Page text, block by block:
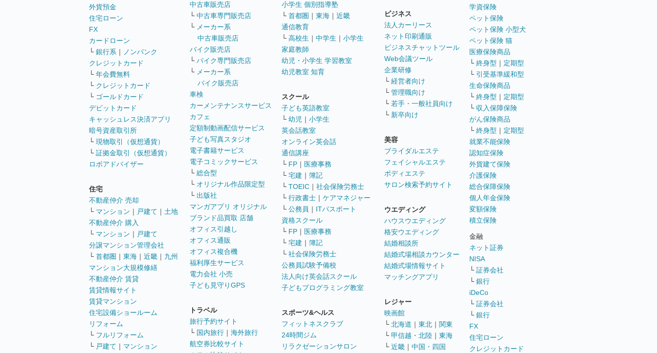
外貨預金
住宅ローン
FX
カードローン
└ 銀行系 ｜
ノンバンク
クレジットカード
└ 年会費無料
└ クレジットカード
└ ゴールドカード
デビットカード
キャッシュレス決済アプリ
暗号資産取引所
└ 現物取引（仮想通貨）
└ 証拠金取引（仮想通貨）
ロボアドバイザー
住宅
不動産仲介 売却
└ マンション ｜ 戸建て ｜ 土地
不動産仲介 購入
└ マンション ｜ 戸建て
分譲マンション管理会社
└ 首都圏 ｜ 東海 ｜ 近畿 ｜ 九州
マンション大規模修繕
不動産仲介 賃貸
賃貸情報サイト
賃貸マンション
住宅設備ショールーム
リフォーム
└ フルリフォーム
└ 戸建て ｜ マンション
中古車販売店
└ 中古車専門販売店
└ メーカー系
中古車販売店
バイク販売店
└ バイク専門販売店
└ メーカー系
バイク販売店
車検
カーメンテナンスサービス
カフェ
定額制動画配信サービス
子ども写真スタジオ
電子書籍サービス
電子コミックサービス
└ 総合型
└ オリジナル作品限定型
└ 出版社
マンガアプリ オリジナル
ブランド品買取 店舗
オフィス引越し
オフィス通販
オフィス複合機
福利厚生サービス
電力会社 小売
子ども見守りGPS
トラベル
旅行予約サイト
└ 国内旅行 ｜ 海外旅行
航空券比較サイト
小学生 個別指導塾
└ 首都圏 ｜ 東海 ｜ 近畿
通信教育
└ 高校生 ｜ 中学生 ｜ 小学生
家庭教師
幼児・小学生 学習教室
幼児教室 知育
スクール
子ども英語教室
└ 幼児 ｜ 小学生
英会話教室
オンライン英会話
通信講座
└ FP ｜ 医療事務
└ 宅建 ｜ 簿記
└ TOEIC ｜ 社会保険労務士
└ 行政書士 ｜ ケアマネジャー
└ 公務員 ｜ ITパスポート
資格スクール
└ FP ｜ 医療事務
└ 宅建 ｜ 簿記
└ 社会保険労務士
公務員試験予備校
法人向け英会話スクール
子どもプログラミング教室
スポーツ&ヘルス
フィットネスクラブ
24時間ジム
リラクゼーションサロン
ビジネス
法人カーリース
ネット印刷通販
ビジネスチャットツール
Web会議ツール
企業研修
└ 経営者向け
└ 管理職向け
└ 若手・一般社員向け
└ 新卒向け
美容
ブライダルエステ
フェイシャルエステ
ボディエステ
サロン検索予約サイト
ウエディング
ハウスウエディング
格安ウエディング
結婚相談所
結婚式場相談カウンター
結婚式場情報サイト
マッチングアプリ
レジャー
映画館
└ 北海道 ｜ 東北 ｜ 関東
└ 甲信越・北陸 ｜ 東海
└ 近畿 ｜ 中国・四国
学資保険
ペット保険
ペット保険 小型犬
ペット保険 猫
医療保険商品
└ 終身型 ｜ 定期型
└ 引受基準緩和型
生命保険商品
└ 終身型 ｜ 定期型
└ 収入保障保険
がん保険商品
└ 終身型 ｜ 定期型
就業不能保険
認知症保険
外貨建て保険
介護保険
総合保障保険
個人年金保険
変額保険
積立保険
金融
ネット証券
NISA
└ 証券会社
└ 銀行
iDeCo
└ 証券会社
└ 銀行
FX
住宅ローン
クレジットカード